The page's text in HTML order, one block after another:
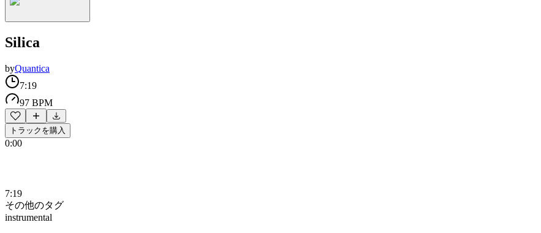
Silica
byQuantica
7:19
97 BPM
トラックを購入
0:00
7:19
その他のタグ
instrumental